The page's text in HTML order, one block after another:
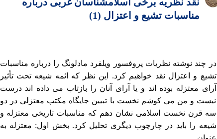
مناسبات تشيع و اعتزال (1)
در چند نوشته نظريات پروفسور ويلفرد مادلونگ را درباره مناسبات
تشيع و اعتزال نقد خواهيم کرد. اين نظر که ائمه شيعه تحت تأثير
آرای معتزله بوده اند و يا آرای آنان را بازتاب می داده اند درست
نيست و من می کوشم نخست با تبيين جايگاه مکتب معتزلی در دو
سه قرن نخست اسلامی نشان دهم که مناسبات تاريخی معتزله و
شيعه را بايد در چارچوب ديگری تحليل کرد. بخش اول: معتزله به